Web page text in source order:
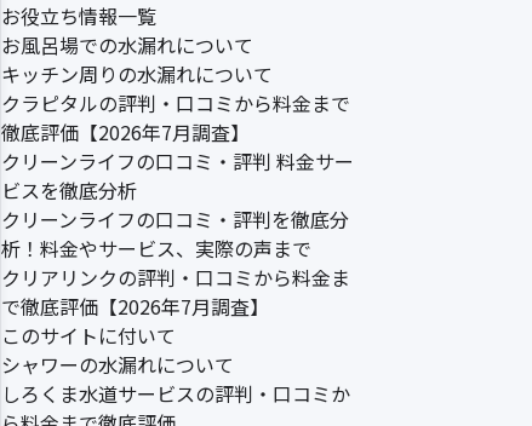
お役立ち情報一覧
お風呂場での水漏れについて
キッチン周りの水漏れについて
クラピタルの評判・口コミから料金まで
徹底評価【2026年7月調査】
クリーンライフの口コミ・評判 料金サー
ビスを徹底分析
クリーンライフの口コミ・評判を徹底分
析！料金やサービス、実際の声まで
クリアリンクの評判・口コミから料金ま
で徹底評価【2026年7月調査】
このサイトに付いて
シャワーの水漏れについて
しろくま水道サービスの評判・口コミか